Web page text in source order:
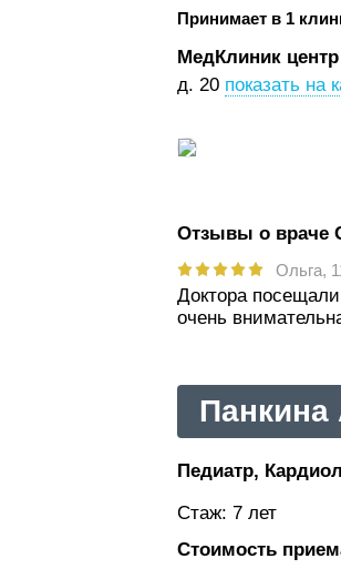
Принимает в 1
МедКлиник
д. 20 показать на
Отзывы о враче
Ольга,
Доктора
очень
Панкина
Педиатр,
Стаж: 7 лет
Стоимость